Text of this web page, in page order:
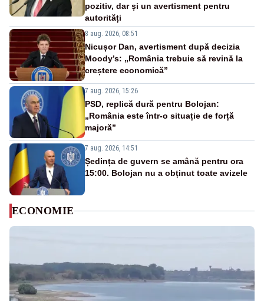
pozitiv, dar și un avertisment pentru
autorități
8 aug. 2026, 08:51
Nicușor Dan, avertisment după decizia
Moody’s: „România trebuie să revină la
creștere economică”
7 aug. 2026, 15:26
PSD, replică dură pentru Bolojan:
„România este într-o situație de forță
majoră”
7 aug. 2026, 14:51
Ședința de guvern se amână pentru ora
15:00. Bolojan nu a obținut toate avizele
ECONOMIE